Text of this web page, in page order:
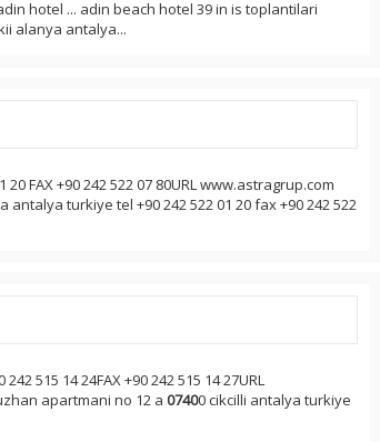
hotel ... adin beach hotel 39 in is toplantilari
alanya antalya...
20 FAX +90 242 522 07 80URL www.astragrup.com
antalya turkiye tel +90 242 522 01 20 fax +90 242 522
242 515 14 24FAX +90 242 515 14 27URL
apartmani no 12 a 07400 cikcilli antalya turkiye